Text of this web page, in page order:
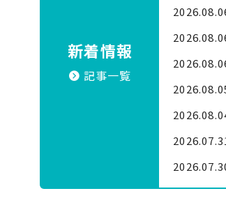
新着情報
記事一覧